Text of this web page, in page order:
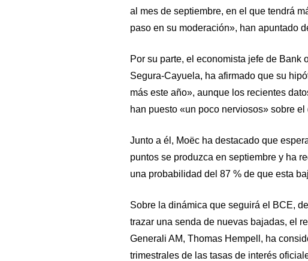
al mes de septiembre, en el que tendrá
paso en su moderación», han apuntado
Por su parte, el economista jefe de Bank
Segura-Cayuela, ha afirmado que su
más este año», aunque los recientes
han puesto «un poco nerviosos» sobre
Junto a él, Moëc ha destacado que
puntos se produzca en septiembre y ha
una probabilidad del 87 % de que esta
Sobre la dinámica que seguirá el BCE,
trazar una senda de nuevas bajadas, el
Generali AM, Thomas Hempell, ha
trimestrales de las tasas de interés